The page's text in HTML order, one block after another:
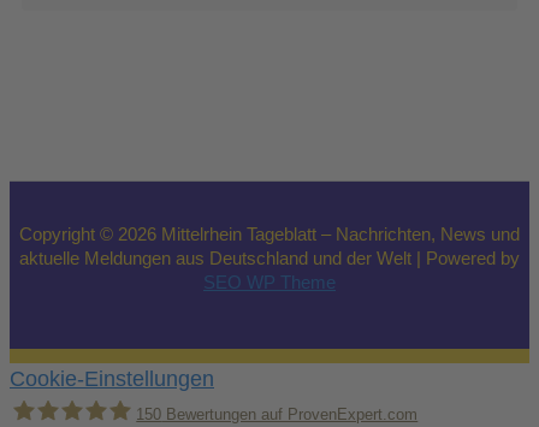
Copyright © 2026 Mittelrhein Tageblatt – Nachrichten, News und
aktuelle Meldungen aus Deutschland und der Welt | Powered by
SEO WP Theme
Cookie-Einstellungen
150 Bewertungen auf ProvenExpert.com